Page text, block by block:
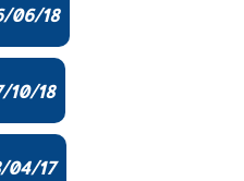
06/18
10/18
04/17